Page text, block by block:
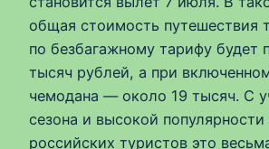
общая стоимость путешествия
по безбагажному тарифу будет
тысяч рублей, а при
чемодана — около 19 тысяч. С
сезона и высокой
российских туристов это